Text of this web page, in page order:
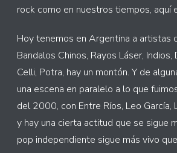
rock como en nuestros tiempos, aquí
Hoy tenemos en Argentina a artistas
Bandalos Chinos, Rayos Láser, Indios,
Celli, Potra, hay un montón. Y de
una escena en paralelo a lo que
del 2000, con Entre Ríos, Leo García,
y hay una cierta actitud que se sigue
pop independiente sigue más vivo